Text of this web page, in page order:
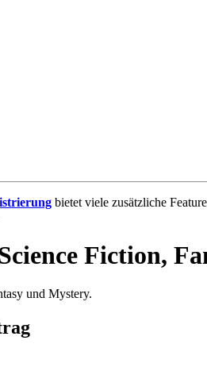
bietet viele zusätzliche
Fiction,
und Mystery.